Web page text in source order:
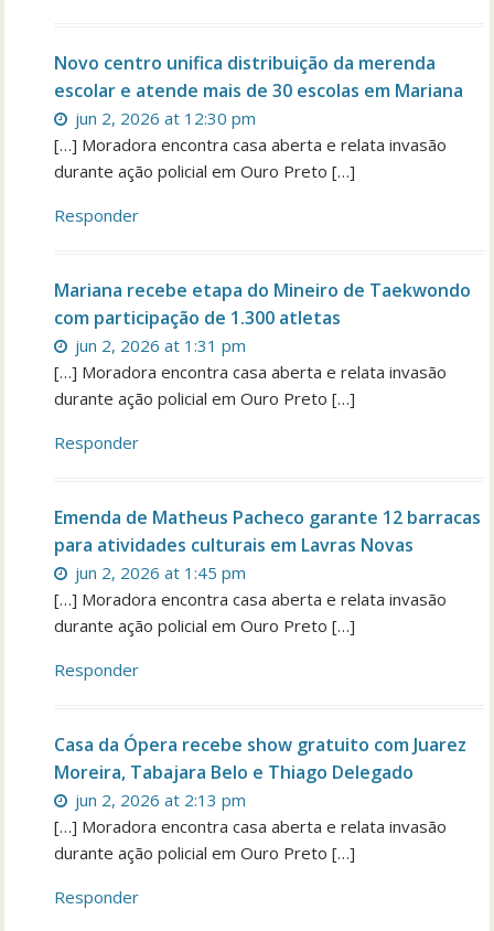
Novo centro unifica distribuição da merenda
escolar e atende mais de 30 escolas em Mariana
jun 2, 2026 at 12:30 pm
[…] Moradora encontra casa aberta e relata invasão
durante ação policial em Ouro Preto […]
Responder
Mariana recebe etapa do Mineiro de Taekwondo
com participação de 1.300 atletas
jun 2, 2026 at 1:31 pm
[…] Moradora encontra casa aberta e relata invasão
durante ação policial em Ouro Preto […]
Responder
Emenda de Matheus Pacheco garante 12 barracas
para atividades culturais em Lavras Novas
jun 2, 2026 at 1:45 pm
[…] Moradora encontra casa aberta e relata invasão
durante ação policial em Ouro Preto […]
Responder
Casa da Ópera recebe show gratuito com Juarez
Moreira, Tabajara Belo e Thiago Delegado
jun 2, 2026 at 2:13 pm
[…] Moradora encontra casa aberta e relata invasão
durante ação policial em Ouro Preto […]
Responder